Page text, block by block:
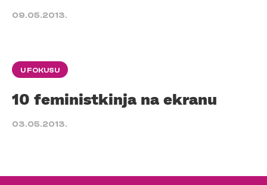
09.05.2013.
U FOKUSU
10 feministkinja na ekranu
03.05.2013.